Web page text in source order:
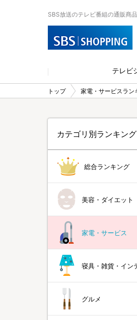
SBS放送のテレビ番組の通販商
テレビ
トップ 家電・サービスラン
カテゴリ別ランキング
総合ランキング
美容・ダイエット
家電・サービス
寝具・雑貨・イン
グルメ